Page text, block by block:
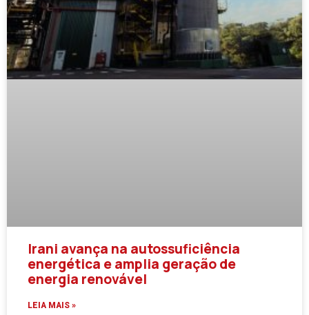
Irani avança na autossuficiência
energética e amplia geração de
energia renovável
LEIA MAIS »